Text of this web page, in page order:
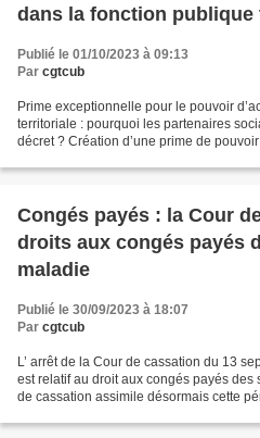
dans la fonction publique
Publié le 01/10/2023 à 09:13
Par cgtcub
Prime exceptionnelle pour le pouvoir
territoriale : pourquoi les partenaires
décret ? Création d’une prime de
Congés payés : la Cour
droits aux congés payés
maladie
Publié le 30/09/2023 à 18:07
Par cgtcub
L’ arrêt de la Cour de cassation du 13
est relatif au droit aux congés payés
de cassation assimile désormais cette